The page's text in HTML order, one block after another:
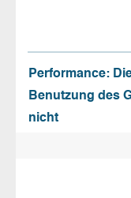
Performance:
Benutzung des
nicht